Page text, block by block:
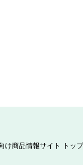
け商品情報サイト トップ